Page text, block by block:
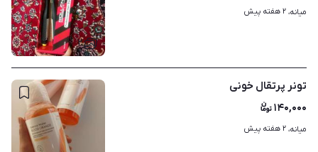
۲
میانه، ۲ هفته پیش
تونر پرتقال خونی
۱۴۰,۰۰۰
میانه، ۲ هفته پیش